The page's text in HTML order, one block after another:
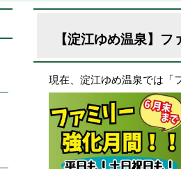
【淀江ゆめ温泉】
現在、淀江ゆめ温泉では「